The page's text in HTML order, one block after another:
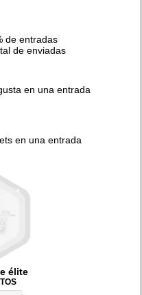
de entradas
de enviadas
en una entrada
en una entrada
élite